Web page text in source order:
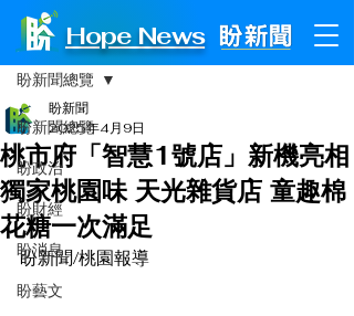
Hope News
文章
盼新聞總覽
盼政治
盼財經
盼消息
盼藝文
盼新聞總覽
桃市府「智慧1號店」新機亮相
獨家桃園味 天光雜貨店 童趣棉
花糖一次滿足
盼新聞
2025年4月9日
盼新聞/桃園報導